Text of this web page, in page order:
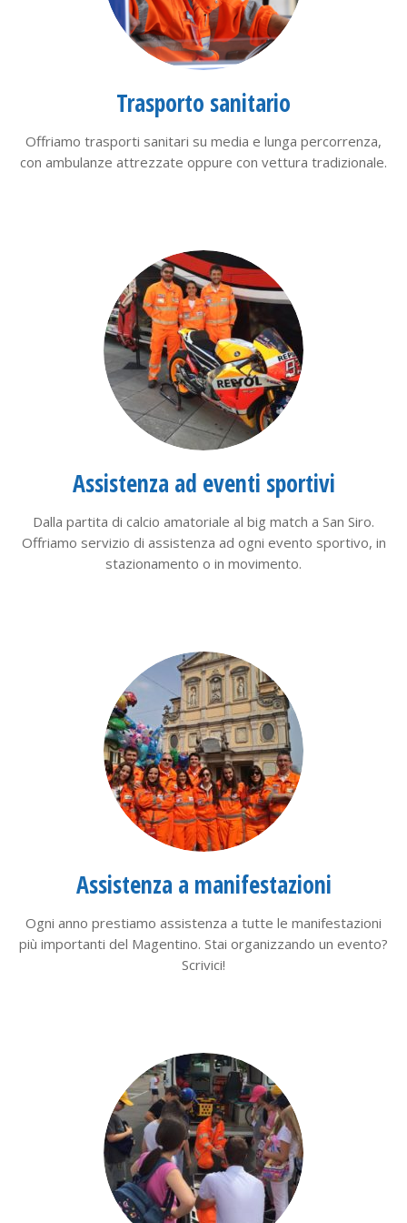
Trasporto sanitario
Offriamo trasporti sanitari su media e lunga percorrenza,
con ambulanze attrezzate oppure con vettura tradizionale.
Assistenza ad eventi sportivi
Dalla partita di calcio amatoriale al big match a San Siro.
Offriamo servizio di assistenza ad ogni evento sportivo, in
stazionamento o in movimento.
Assistenza a manifestazioni
Ogni anno prestiamo assistenza a tutte le manifestazioni
più importanti del Magentino. Stai organizzando un evento?
Scrivici!